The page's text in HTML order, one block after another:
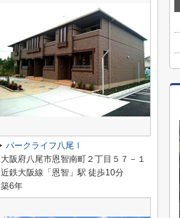
パークライフ八尾Ⅰ
大阪府八尾市恩智南町２丁目５７－１
近鉄大阪線「恩智」駅 徒歩10分
築6年